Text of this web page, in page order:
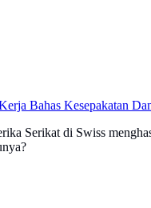
Bahas Kesepakatan
Serikat di Swiss